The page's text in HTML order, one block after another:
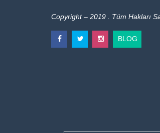
Copyright – 2019 . Tüm Hakları
BLOG